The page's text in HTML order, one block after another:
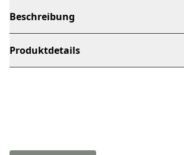
Beschreibung
Produktdetails